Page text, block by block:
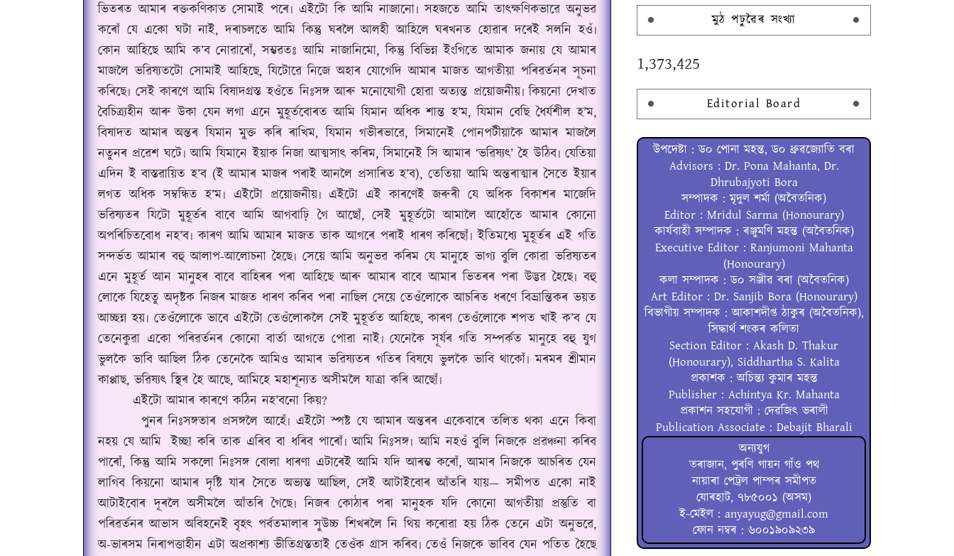
ভিতৰত আমাৰ ৰক্তকণিকাত সোমাই পৰে৷ এইটো কি আমি নাজানো৷ সহজতে আমি তাৎক্ষণিকভাৱে অনুভৱ
কৰোঁ যে একো ঘটা নাই, দৰাচলতে আমি কিন্তু ঘৰলৈ আলহী আহিলে ঘৰখনত হোৱাৰ দৰেই সলনি হওঁ৷
কোন আহিছে আমি ক’ব নোৱাৰোঁ, সম্ভৱতঃ আমি নাজানিমো, কিন্তু বিভিন্ন ইংগিতে আমাক জনায় যে আমাৰ
মাজলৈ ভৱিষ্যতটো সোমাই আহিছে, যিটোৱে নিজে অহাৰ যোগেদি আমাৰ মাজত আগতীয়া পৰিৱৰ্তনৰ সূচনা
কৰিছে৷ সেই কাৰণে আমি বিষাদগ্ৰস্ত হওঁতে নিঃসঙ্গ আৰু মনোযোগী হোৱা অত্যন্ত প্ৰয়োজনীয়৷ কিয়নো দেখাত
বৈচিত্ৰ্যহীন আৰু উকা যেন লগা এনে মুহূৰ্তবোৰত আমি যিমান অধিক শান্ত হ’ম, যিমান বেছি ধৈৰ্যশীল হ’ম,
বিষাদত আমাৰ অন্তৰ যিমান মুক্ত কৰি ৰাখিম, যিমান গভীৰভাৱে, সিমানেই পোনপটীয়াকৈ আমাৰ মাজলৈ
নতুনৰ প্ৰৱেশ ঘটে৷ আমি যিমানে ইয়াক নিজা আত্মসাৎ কৰিম, সিমানেই সি আমাৰ ‘ভৱিষ্যৎ’ হৈ উঠিব৷ যেতিয়া
এদিন ই বাস্তৱায়িত হ’ব (ই আমাৰ মাজৰ পৰাই আনলৈ প্ৰসাৰিত হ’ব), তেতিয়া আমি অন্তৰাত্মাৰ সৈতে ইয়াৰ
লগত অধিক সম্বন্ধিত হ’ম৷ এইটো প্ৰয়োজনীয়৷ এইটো এই কাৰণেই জৰুৰী যে অধিক বিকাশৰ মাজেদি
ভৱিষ্যতৰ যিটো মুহূৰ্তৰ বাবে আমি আগবাঢ়ি গৈ আছোঁ, সেই মুহূৰ্তটো আমালৈ আহোঁতে আমাৰ কোনো
অপৰিচিতবোধ নহ’ব৷ কাৰণ আমি আমাৰ মাজত তাক আগৰে পৰাই ধাৰণ কৰিছোঁ৷ ইতিমধ্যে মুহূৰ্তৰ এই গতি
সন্দৰ্ভত আমাৰ বহু আলাপ-আলোচনা হৈছে৷ সেয়ে আমি অনুভৱ কৰিম যে মানুহে ভাগ্য বুলি কোৱা ভৱিষ্যতৰ
এনে মুহূৰ্ত আন মানুহৰ বাবে বাহিৰৰ পৰা আহিছে আৰু আমাৰ বাবে আমাৰ ভিতৰৰ পৰা উদ্ভৱ হৈছে৷ বহু
লোকে যিহেতু অদৃষ্টক নিজৰ মাজত ধাৰণ কৰিব পৰা নাছিল সেয়ে তেওঁলোকে আচৰিত ধৰণে বিভ্ৰান্তিকৰ ভয়ত
আচ্ছন্ন হয়৷ তেওঁলোকে ভাবে এইটো তেওঁলোকলৈ সেই মুহূৰ্তত আহিছে, কাৰণ তেওঁলোকে শপত খাই ক’ব যে
তেনেকুৱা একো পৰিৱৰ্তনৰ কোনো বাৰ্তা আগতে পোৱা নাই৷ যেনেকৈ সূৰ্যৰ গতি সম্পৰ্কত মানুহে বহু যুগ
ভুলকৈ ভাবি আছিল ঠিক তেনেকৈ আমিও আমাৰ ভৱিষ্যতৰ গতিৰ বিষযে ভুলকৈ ভাবি থাকোঁ৷ মৰমৰ শ্ৰীমান
কাপ্পাছ, ভৱিষ্যৎ স্থিৰ হৈ আছে, আমিহে মহাশূন্যত অসীমলৈ যাত্ৰা কৰি আছোঁ৷
এইটো আমাৰ কাৰণে কঠিন নহ’বনো কিয়?
পুনৰ নিঃসঙ্গতাৰ প্ৰসঙ্গলৈ আহেঁ৷ এইটো স্পষ্ট যে আমাৰ অন্তৰৰ একেবাৰে তলিত থকা এনে কিবা
নহয় যে আমি ইচ্ছা কৰি তাক এৰিব বা ধৰিব পাৰোঁ৷ আমি নিঃসঙ্গ৷ আমি নহওঁ বুলি নিজকে প্ৰৱঞ্চনা কৰিব
পাৰোঁ, কিন্তু আমি সকলো নিঃসঙ্গ বোলা ধাৰণা এটাৰেই আমি যদি আৰম্ভ কৰোঁ, আমাৰ নিজকে আচৰিত যেন
লাগিব কিয়নো আমাৰ দৃষ্টি যাৰ সৈতে অভ্যস্ত আছিল, সেই আটাইবোৰ আঁতৰি যায়— সমীপত একো নাই
আটাইবোৰ দূৰলৈ অসীমলৈ আঁতৰি গৈছে৷ নিজৰ কোঠাৰ পৰা মানুহক যদি কোনো আগতীয়া প্ৰস্তুতি বা
পৰিৱৰ্তনৰ আভাস অবিহনেই বৃহৎ পৰ্বতমালাৰ সুউচ্চ শিখৰলৈ নি থিয় কৰোৱা হয় ঠিক তেনে এটা অনুভৱে,
অ-ভাৰসম নিৰাপত্তাহীন এটা অপ্ৰকাশ্য ভীতিগ্ৰস্ততাই তেওঁক গ্ৰাস কৰিব৷ তেওঁ নিজকে ভাবিব যেন পতিত হৈছে
মুঠ পঢ়ুৱৈৰ সংখ্যা
1,373,425
Editorial Board
উপদেষ্টা : ড০ পোনা মহন্ত, ড০ ধ্ৰুৱজ্যোতি বৰা
Advisors : Dr. Pona Mahanta, Dr.
Dhrubajyoti Bora
সম্পাদক : মৃদুল শৰ্মা (অবৈতনিক)
Editor : Mridul Sarma (Honourary)
কাৰ্যবাহী সম্পাদক : ৰঞ্জুমণি মহন্ত (অবৈতনিক)
Executive Editor : Ranjumoni Mahanta
(Honourary)
কলা সম্পাদক : ড০ সঞ্জীৱ বৰা (অবৈতনিক)
Art Editor : Dr. Sanjib Bora (Honourary)
বিভাগীয় সম্পাদক : আকাশদীপ্ত ঠাকুৰ (অবৈতনিক),
সিদ্ধাৰ্থ শংকৰ কলিতা
Section Editor : Akash D. Thakur
(Honourary), Siddhartha S. Kalita
প্ৰকাশক : অচিন্ত্য কুমাৰ মহন্ত
Publisher : Achintya Kr. Mahanta
প্ৰকাশন সহযোগী : দেৱজিৎ ভৰালী
Publication Associate : Debajit Bharali
অন্যযুগ
তৰাজান, পুৰণি গায়ন গাঁও পথ
নায়াৰা পেট্ৰল পাম্পৰ সমীপত
যোৰহাট, ৭৮৫০০১ (অসম)
ই-মেইল : anyayug@gmail.com
ফোন নম্বৰ : ৬০০১৯০৯২৩৯